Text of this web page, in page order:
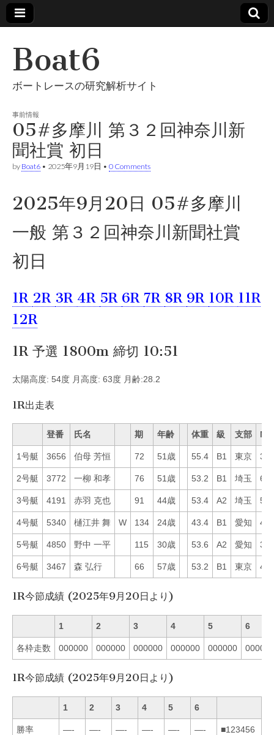
Boat6
ボートレースの研究解析サイト
事前情報
05#多摩川 第３２回神奈川新
聞社賞 初日
by Boat6 • 2025年9月19日 • 0 Comments
2025年9月20日 05#多摩川
一般 第３２回神奈川新聞社賞
初日
1R 2R 3R 4R 5R 6R 7R 8R 9R 10R 11R
12R
1R 予選 1800m 締切 10:51
太陽高度: 54度 月高度: 63度 月齢:28.2
1R出走表
登番 氏名 期 年齢 体重 級 支部 Mo
1号艇 3656 伯母 芳恒 72 51歳 55.4 B1 東京 38
2号艇 3772 一柳 和孝 76 51歳 53.2 B1 埼玉 64
3号艇 4191 赤羽 克也 91 44歳 53.4 A2 埼玉 54
4号艇 5340 樋江井 舞 W 134 24歳 43.4 B1 愛知 46
5号艇 4850 野中 一平 115 30歳 53.6 A2 愛知 31
6号艇 3467 森 弘行 66 57歳 53.2 B1 東京 45
1R今節成績 (2025年9月20日より)
1 2 3 4 5 6
各枠走数 000000 000000 000000 000000 000000 000000
1R今節成績 (2025年9月20日より)
1 2 3 4 5 6
勝率 —- —- —- —- —- —- ■123456